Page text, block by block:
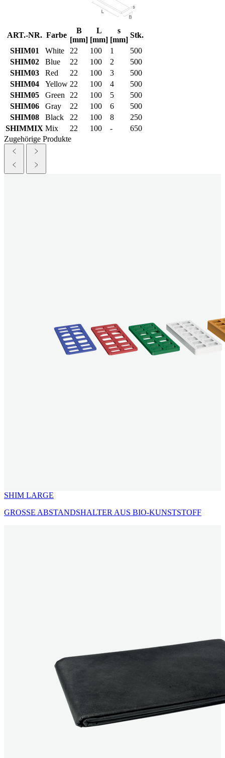
ART.-NR. Farbe
B
[mm]
L
[mm]
s
[mm]
Stk.
SHIM01
White 22 100 1
500
SHIM02
Blue 22 100 2
500
SHIM03
Red 22 100 3
500
SHIM04
Yellow 22 100 4
500
SHIM05
Green 22 100 5
500
SHIM06
Gray 22 100 6
500
SHIM08
Black 22 100 8
250
SHIMMIX Mix 22 100 -
650
Zugehörige Produkte
SHIM LARGE
GROSSE ABSTANDSHALTER AUS BIO-KUNSTSTOFF